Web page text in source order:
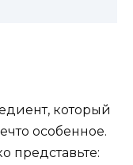
который
особенное.
представьте: